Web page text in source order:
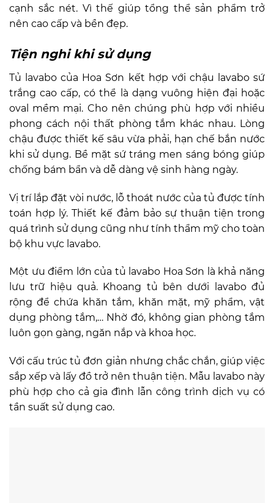
cạnh sắc nét. Vì thế giúp tổng thể sản phẩm trở
nên cao cấp và bền đẹp.
Tiện nghi khi sử dụng
Tủ lavabo của Hoa Sơn kết hợp với chậu lavabo sứ
trắng cao cấp, có thể là dạng vuông hiện đại hoặc
oval mềm mại. Cho nên chúng phù hợp với nhiều
phong cách nội thất phòng tắm khác nhau. Lòng
chậu được thiết kế sâu vừa phải, hạn chế bắn nước
khi sử dụng. Bề mặt sứ tráng men sáng bóng giúp
chống bám bẩn và dễ dàng vệ sinh hàng ngày.
Vị trí lắp đặt vòi nước, lỗ thoát nước của tủ được tính
toán hợp lý. Thiết kế đảm bảo sự thuận tiện trong
quá trình sử dụng cũng như tính thẩm mỹ cho toàn
bộ khu vực lavabo.
Một ưu điểm lớn của tủ lavabo Hoa Sơn là khả năng
lưu trữ hiệu quả. Khoang tủ bên dưới lavabo đủ
rộng để chứa khăn tắm, khăn mặt, mỹ phẩm, vật
dụng phòng tắm,… Nhờ đó, không gian phòng tắm
luôn gọn gàng, ngăn nắp và khoa học.
Với cấu trúc tủ đơn giản nhưng chắc chắn, giúp việc
sắp xếp và lấy đồ trở nên thuận tiện. Mẫu lavabo này
phù hợp cho cả gia đình lẫn công trình dịch vụ có
tần suất sử dụng cao.